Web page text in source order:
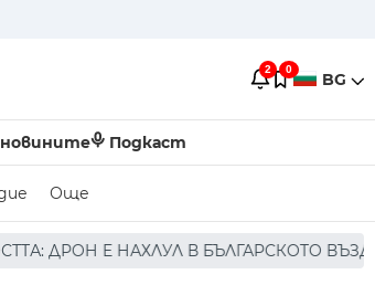
2 0 BG
Подкаст
Още
ВЪЗДУШНО